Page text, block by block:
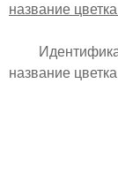
название